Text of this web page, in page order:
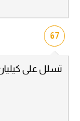
67
تسلل على